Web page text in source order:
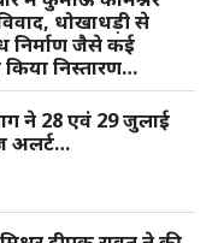
धोखाधड़ी से
निर्माण जैसे कई
निस्तारण…
ने 28 एवं 29 जुलाई
अलर्ट…